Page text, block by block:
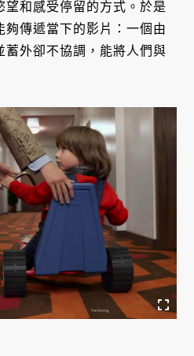
望和感受停留的方式。於是
夠傳遞當下的影片：一個由
蓄外卻不協調，能將人們與